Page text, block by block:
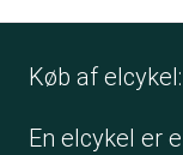
Køb af
En elcykel er